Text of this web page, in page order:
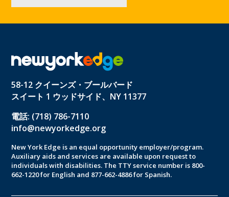
58-12 クイーンズ・ブールバード
スイート 1 ウッドサイド、NY 11377
電話: (718) 786-7110
info@newyorkedge.org
New York Edge is an equal opportunity employer/program.
Auxiliary aids and services are available upon request to
individuals with disabilities. The TTY service number is 800-
662-1220 for English and 877-662-4886 for Spanish.